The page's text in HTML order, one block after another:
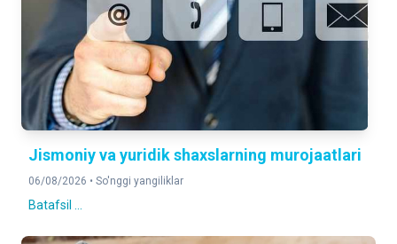
3,202,700
2026-yil 1 aprel holatiga
Jismoniy va yuridik shaxslarning murojaatlari
06/08/2026 • So'nggi yangiliklar
Batafsil ...